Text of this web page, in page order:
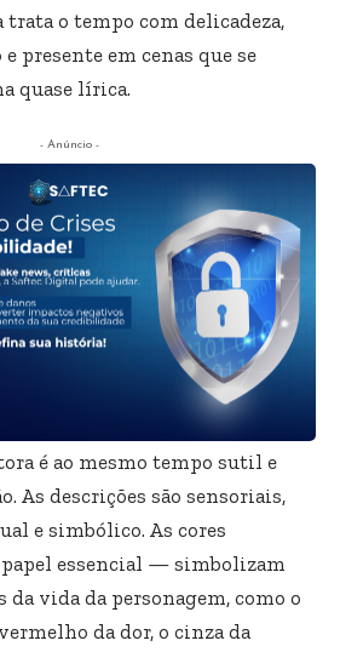
trata o tempo com delicadeza,
presente em cenas que se
quase lírica.
- Anúncio -
é ao mesmo tempo sutil e
As descrições são sensoriais,
e simbólico. As cores
essencial — simbolizam
da vida da personagem, como o
da dor, o cinza da